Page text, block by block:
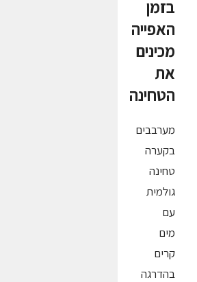
בזמן
האפייה
מכינים
את
הטחינה
מערבבים
בקערה
טחינה
גולמית
עם
מים
קרים
בהדרגה